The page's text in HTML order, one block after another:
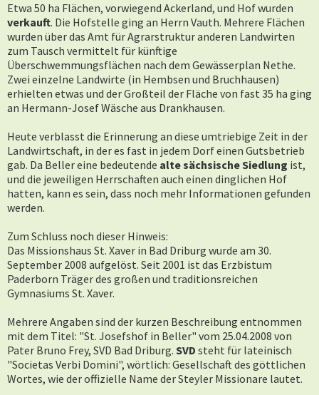
Etwa 50 ha Flächen, vorwiegend Ackerland, und Hof wurden
verkauft. Die Hofstelle ging an Herrn Vauth. Mehrere Flächen
wurden über das Amt für Agrarstruktur anderen Landwirten
zum Tausch vermittelt für künftige
Überschwemmungsflächen nach dem Gewässerplan Nethe.
Zwei einzelne Landwirte (in Hembsen und Bruchhausen)
erhielten etwas und der Großteil der Fläche von fast 35 ha ging
an Hermann-Josef Wäsche aus Drankhausen.
Heute verblasst die Erinnerung an diese umtriebige Zeit in der
Landwirtschaft, in der es fast in jedem Dorf einen Gutsbetrieb
gab. Da Beller eine bedeutende alte sächsische Siedlung ist,
und die jeweiligen Herrschaften auch einen dinglichen Hof
hatten, kann es sein, dass noch mehr Informationen gefunden
werden.
Zum Schluss noch dieser Hinweis:
Das Missionshaus St. Xaver in Bad Driburg wurde am 30.
September 2008 aufgelöst. Seit 2001 ist das Erzbistum
Paderborn Träger des großen und traditionsreichen
Gymnasiums St. Xaver.
Mehrere Angaben sind der kurzen Beschreibung entnommen
mit dem Titel: "St. Josefshof in Beller" vom 25.04.2008 von
Pater Bruno Frey, SVD Bad Driburg. SVD steht für lateinisch
"Societas Verbi Domini", wörtlich: Gesellschaft des göttlichen
Wortes, wie der offizielle Name der Steyler Missionare lautet.